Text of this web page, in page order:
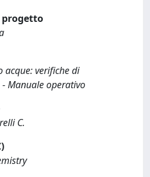
progetto
verifiche di
Manuale operativo
C.